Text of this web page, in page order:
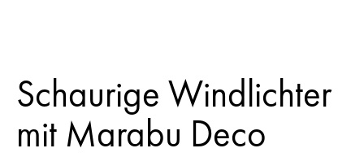
Schaurige Windlichter
mit Marabu Deco